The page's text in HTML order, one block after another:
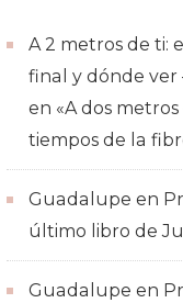
A 2 metros de ti:
final y dónde ver
en «A dos
tiempos de la
Guadalupe en
último libro de
Guadalupe en